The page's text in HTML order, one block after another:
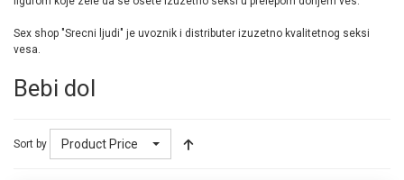
Sex shop "Srecni ljudi" je uvoznik i distributer izuzetno kvalitetnog seksi
vesa.
Bebi dol
Sort by Product Price